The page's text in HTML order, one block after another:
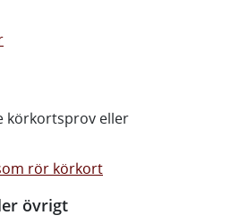
körkortsprov eller
rör körkort
övrigt